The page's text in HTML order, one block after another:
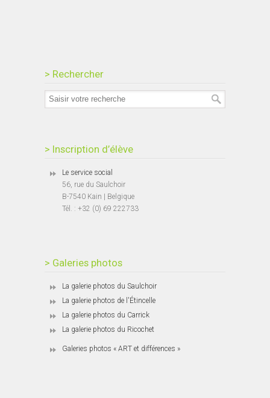
> Rechercher
> Inscription d’élève
Le service social
56, rue du Saulchoir
B-7540 Kain | Belgique
Tél. : +32 (0) 69 222733
> Galeries photos
La galerie photos du Saulchoir
La galerie photos de l'Étincelle
La galerie photos du Carrick
La galerie photos du Ricochet
Galeries photos « ART et différences »